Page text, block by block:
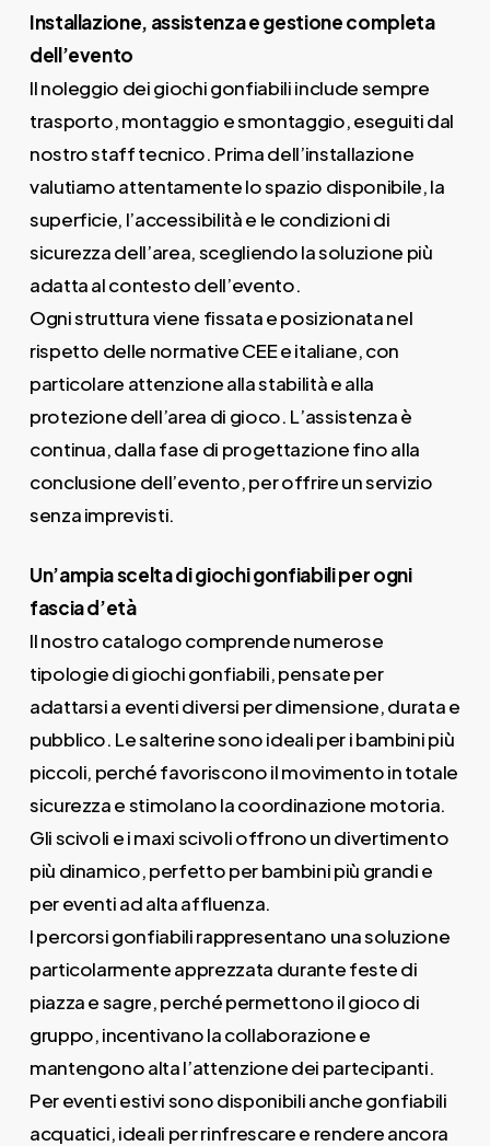
Installazione, assistenza e gestione completa
dell’evento
Il noleggio dei giochi gonfiabili include sempre
trasporto, montaggio e smontaggio, eseguiti dal
nostro staff tecnico. Prima dell’installazione
valutiamo attentamente lo spazio disponibile, la
superficie, l’accessibilità e le condizioni di
sicurezza dell’area, scegliendo la soluzione più
adatta al contesto dell’evento.
Ogni struttura viene fissata e posizionata nel
rispetto delle normative CEE e italiane, con
particolare attenzione alla stabilità e alla
protezione dell’area di gioco. L’assistenza è
continua, dalla fase di progettazione fino alla
conclusione dell’evento, per offrire un servizio
senza imprevisti.
Un’ampia scelta di giochi gonfiabili per ogni
fascia d’età
Il nostro catalogo comprende numerose
tipologie di giochi gonfiabili, pensate per
adattarsi a eventi diversi per dimensione, durata e
pubblico. Le salterine sono ideali per i bambini più
piccoli, perché favoriscono il movimento in totale
sicurezza e stimolano la coordinazione motoria.
Gli scivoli e i maxi scivoli offrono un divertimento
più dinamico, perfetto per bambini più grandi e
per eventi ad alta affluenza.
I percorsi gonfiabili rappresentano una soluzione
particolarmente apprezzata durante feste di
piazza e sagre, perché permettono il gioco di
gruppo, incentivano la collaborazione e
mantengono alta l’attenzione dei partecipanti.
Per eventi estivi sono disponibili anche gonfiabili
acquatici, ideali per rinfrescare e rendere ancora